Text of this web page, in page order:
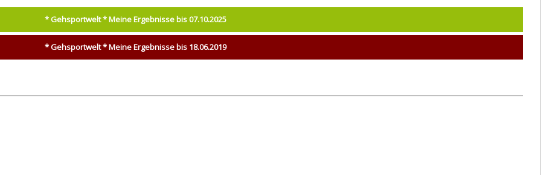
* Gehsportwelt * Meine Ergebnisse bis 07.10.2025
* Gehsportwelt * Meine Ergebnisse bis 18.06.2019